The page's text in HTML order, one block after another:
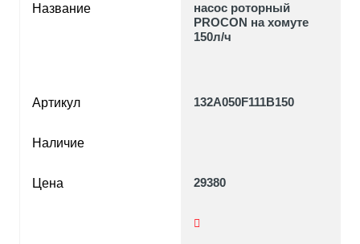
Название
Артикул
Наличие
Цена
насос роторный
PROCON на хомуте
150л/ч
132A050F111B150
29380